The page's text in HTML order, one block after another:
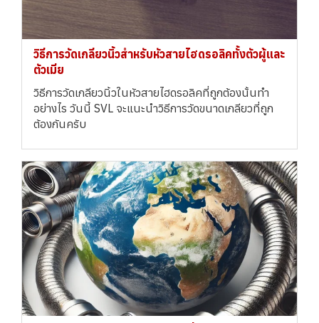
วิธีการวัดเกลียวนิ้วสำหรับหัวสายไฮดรอลิคทั้งตัวผู้และ
ตัวเมีย
วิธีการวัดเกลียวนิ้วในหัวสายไฮดรอลิคที่ถูกต้องนั้นทำ
อย่างไร วันนี้ SVL จะแนะนำวิธีการวัดขนาดเกลียวที่ถูก
ต้องกันครับ